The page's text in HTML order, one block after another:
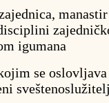
igumana
se